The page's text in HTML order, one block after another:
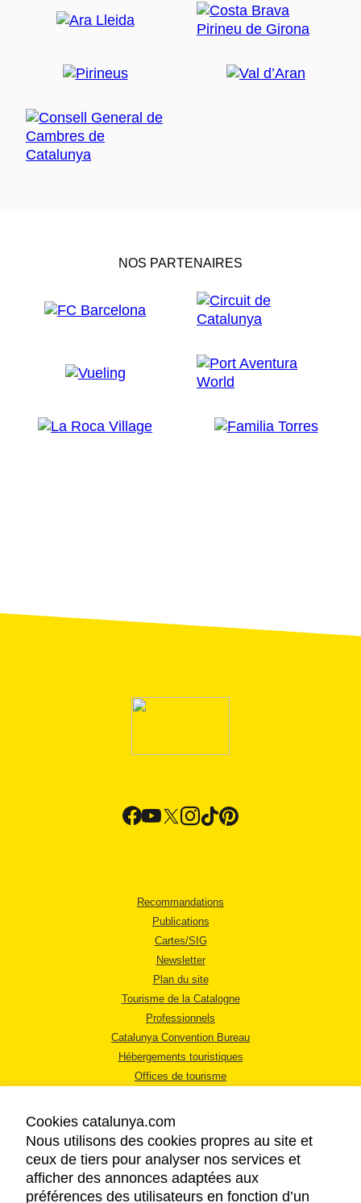
NOS PARTENAIRES
Recommandations
Publications
Cartes/SIG
Newsletter
Plan du site
Tourisme de la Catalogne
Professionnels
Catalunya Convention Bureau
Hébergements touristiques
Offices de tourisme
MENTIONS LÉGALES
Cookies catalunya.com
Nous utilisons des cookies propres au site et
ceux de tiers pour analyser nos services et
afficher des annonces adaptées aux
préférences des utilisateurs en fonction d’un